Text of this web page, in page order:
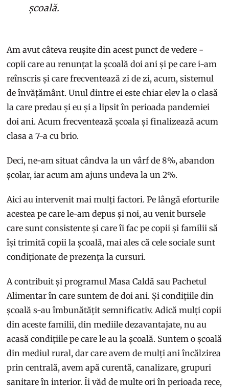
școală.
Am avut câteva reușite din acest punct de vedere -
copii care au renunțat la școală doi ani și pe care i-am
reînscris și care frecventează zi de zi, acum, sistemul
de învățământ. Unul dintre ei este chiar elev la o clasă
la care predau și eu și a lipsit în perioada pandemiei
doi ani. Acum frecventează școala și finalizează acum
clasa a 7-a cu brio.
Deci, ne-am situat cândva la un vârf de 8%, abandon
școlar, iar acum am ajuns undeva la un 2%.
Aici au intervenit mai mulți factori. Pe lângă eforturile
acestea pe care le-am depus și noi, au venit bursele
care sunt consistente și care îi fac pe copii și familii să
își trimită copii la școală, mai ales că cele sociale sunt
condiționate de prezența la cursuri.
A contribuit și programul Masa Caldă sau Pachetul
Alimentar în care suntem de doi ani. Și condițiile din
școală s-au îmbunătățit semnificativ. Adică mulți copii
din aceste familii, din mediile dezavantajate, nu au
acasă condițiile pe care le au la școală. Suntem o școală
din mediul rural, dar care avem de mulți ani încălzirea
prin centrală, avem apă curentă, canalizare, grupuri
sanitare în interior. Îi văd de multe ori în perioada rece,